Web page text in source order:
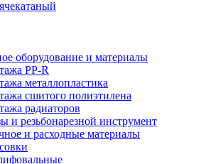
оборудование и материалы
PP-R
металлопластика
сшитого полиэтилена
радиаторов
и резьбонарезной инструмент
и расходные материалы